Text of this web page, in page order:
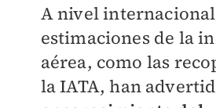
A nivel
estimaciones de la
aérea, como las
la IATA, han